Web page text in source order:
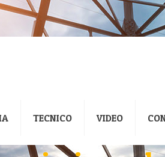
TECNICO VIDEO